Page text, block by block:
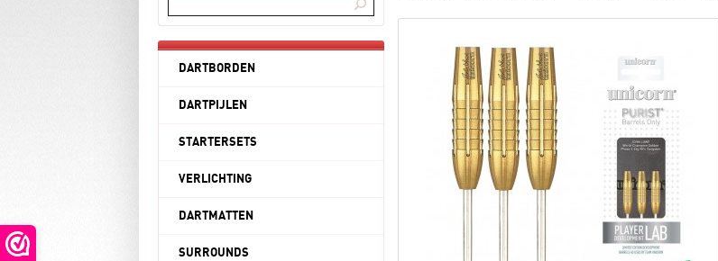
DARTBORDEN
DARTPIJLEN
STARTERSETS
VERLICHTING
DARTMATTEN
SURROUNDS